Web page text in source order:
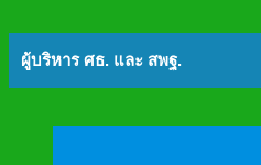
ผู้บริหาร ศธ. และ สพฐ.